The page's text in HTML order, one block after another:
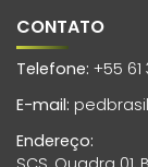
CONTATO
Telefone: +55 61
E-mail:
Endereço: